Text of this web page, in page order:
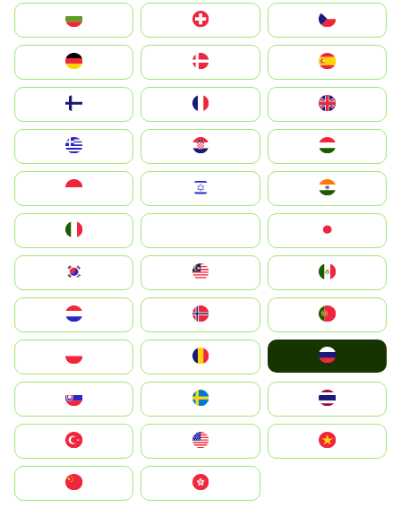
Switzerland
Deutschland
United Kingdom
Magyarország
South Korea
United States
中國香港特別行政區